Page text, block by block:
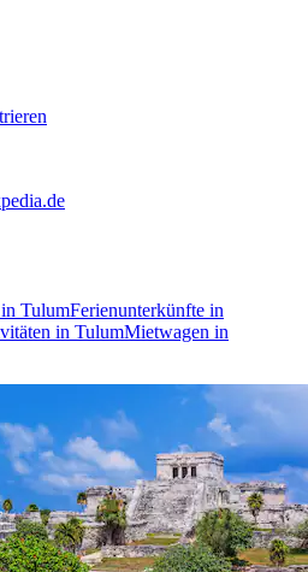
TulumFerienunterkünfte in
in TulumMietwagen in